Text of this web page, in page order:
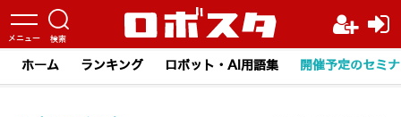
ホーム ランキング ロボット・AI用語集 開催予定のセミ